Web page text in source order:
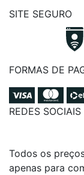
SITE SEGURO
FORMAS DE
REDES SOCIAIS
Todos os
apenas para